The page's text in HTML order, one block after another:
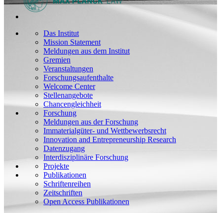
Das Institut
Mission Statement
Meldungen aus dem Institut
Gremien
Veranstaltungen
Forschungsaufenthalte
Welcome Center
Stellenangebote
Chancengleichheit
Forschung
Meldungen aus der Forschung
Immaterialgüter- und Wettbewerbsrecht
Innovation and Entrepreneurship Research
Datenzugang
Interdisziplinäre Forschung
Projekte
Publikationen
Schriftenreihen
Zeitschriften
Open Access Publikationen